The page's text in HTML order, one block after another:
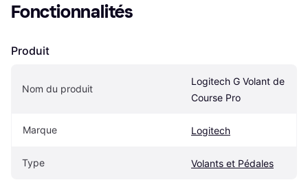
Fonctionnalités
Produit
Nom du produit
Logitech G Volant de
Course Pro
Marque Logitech
Type Volants et Pédales